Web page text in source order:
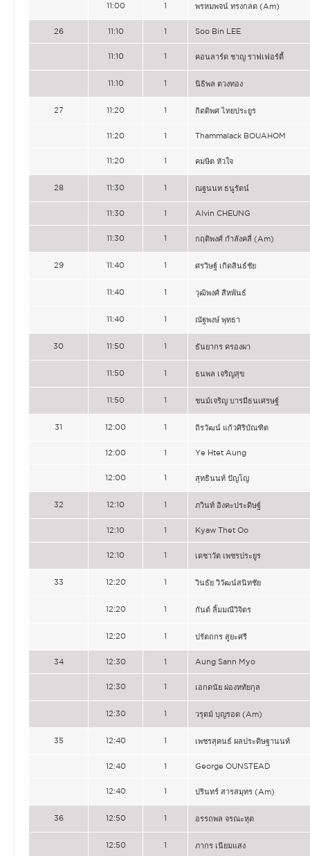
11:00 1 พรหมพจน์ ทรงกลด (Am)
26 11:10 1 Soo Bin LEE
11:10 1 คอนลาร์ด ชาญ ราฟเฟอร์ตี้
11:10 1 นิธิพล ตวงทอง
27 11:20 1 กิตติพศ ไทยประยูร
11:20 1 Thammalack BOUAHOM
11:20 1 คมษิต หัวใจ
28 11:30 1 ณฐนนท ธนูรัตน์
11:30 1 Alvin CHEUNG
11:30 1 กฤติพงศ์ กำลังคลี่ (Am)
29 11:40 1 ศรวิษฐ์ เกิดสินธ์ชัย
11:40 1 วุฒิพงศ์ สีหพันธ์
11:40 1 ณัฐพงษ์ พุทธา
30 11:50 1 ธันยากร ครองผา
11:50 1 ธนพล เจริญสุข
11:50 1 ชนม์เจริญ บารมีธนเศรษฐ์
31 12:00 1 ถิรวัฒน์ แก้วศิริบัณฑิต
12:00 1 Ye Htet Aung
12:00 1 สุทธินนท์ ปัญโญ
32 12:10 1 ภวินท์ อิงคะประดิษฐ์
12:10 1 Kyaw Thet Oo
12:10 1 เดชาวัต เพชรประยูร
33 12:20 1 วินธัย วิวัฒน์สนิทชัย
12:20 1 กันต์ ลิ้มมณีวิจิตร
12:20 1 ปรัตถกร สูยะศรี
34 12:30 1 Aung Sann Myo
12:30 1 เอกดนัย ผ่องหทัยกุล
12:30 1 วรุตม์ บุญรอด (Am)
35 12:40 1 เพชรสุคนธ์ ผลประดิษฐานนท์
12:40 1 George OUNSTEAD
12:40 1 ปรินทร์ สารสมุทร (Am)
36 12:50 1 อรรถพล จรณะหุต
12:50 1 ภากร เนียมแสง